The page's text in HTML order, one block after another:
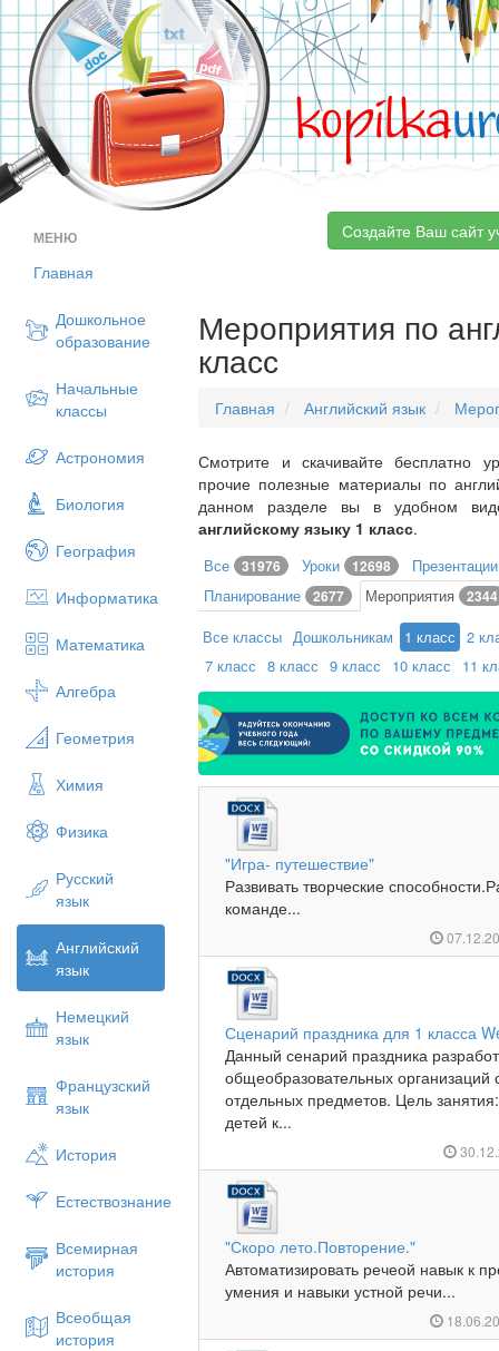
kopilka
МЕНЮ
Главная
Дошкольное
образование
Начальные
классы
Астрономия
Биология
География
Информатика
Математика
Алгебра
Геометрия
Химия
Физика
Русский
язык
Английский
язык
Немецкий
язык
Французский
язык
История
Естествознание
Всемирная
история
Всеобщая
история
Создайте Ваш сайт
Мероприятия по
класс
Главная Английский язык
Смотрите и скачивайте бесплатно
прочие полезные материалы по
данном разделе вы в удобном
английскому языку 1 класс.
Все 31976 Уроки 12698
Планирование 2677 Мероприятия 2344
Все классы Дошкольникам 1 класс 2
7 класс 8 класс 9 класс 10 класс 11
"Игра- путешествие"
Развивать творческие
команде...
Сценарий праздника для 1 класса
Данный сенарий праздника
общеобразовательных организаций
отдельных предметов. Цель
детей к...
"Скоро лето.Повторение."
Автоматизировать речеой навык к
умения и навыки устной речи...